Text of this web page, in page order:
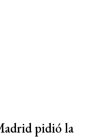
pidió la